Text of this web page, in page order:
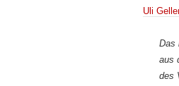
Uli
Das
aus
des